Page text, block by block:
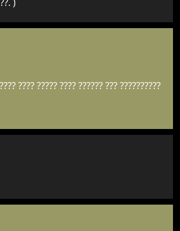
???? ????? ???? ?????? ??? ??????????